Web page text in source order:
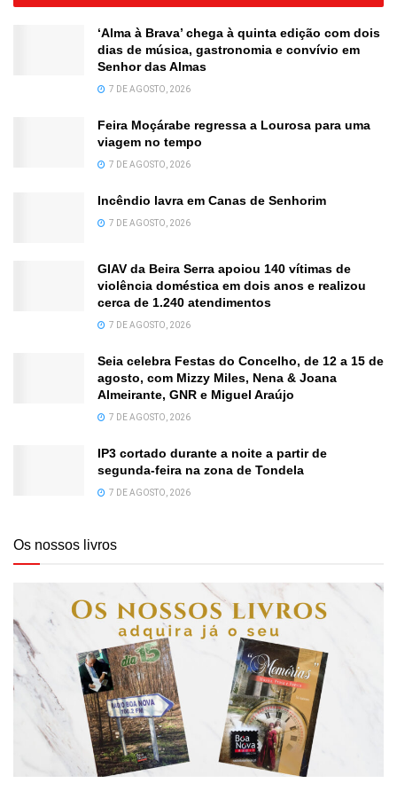
‘Alma à Brava’ chega à quinta edição com dois
dias de música, gastronomia e convívio em
Senhor das Almas
7 DE AGOSTO, 2026
Feira Moçárabe regressa a Lourosa para uma
viagem no tempo
7 DE AGOSTO, 2026
Incêndio lavra em Canas de Senhorim
7 DE AGOSTO, 2026
GIAV da Beira Serra apoiou 140 vítimas de
violência doméstica em dois anos e realizou
cerca de 1.240 atendimentos
7 DE AGOSTO, 2026
Seia celebra Festas do Concelho, de 12 a 15 de
agosto, com Mizzy Miles, Nena & Joana
Almeirante, GNR e Miguel Araújo
7 DE AGOSTO, 2026
IP3 cortado durante a noite a partir de
segunda-feira na zona de Tondela
7 DE AGOSTO, 2026
Os nossos livros